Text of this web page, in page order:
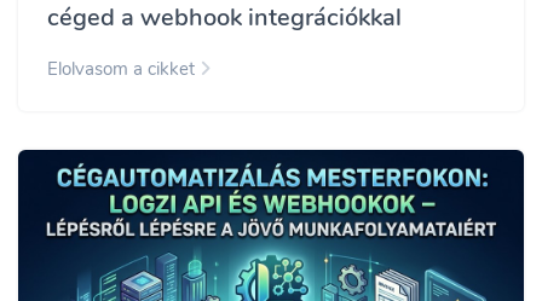
céged a webhook integrációkkal
Elolvasom a cikket